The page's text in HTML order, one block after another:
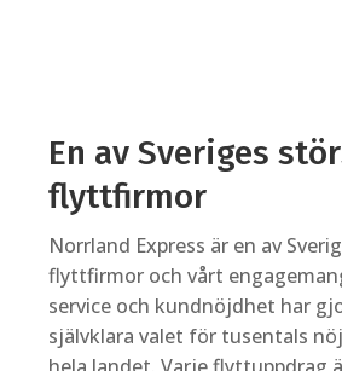
En av Sveriges
flyttfirmor
Norrland Express är en av
flyttfirmor och vårt
service och kundnöjdhet har
självklara valet för tusentals